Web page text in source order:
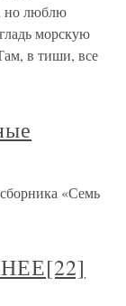
но люблю
морскую
в тиши, все
«Семь